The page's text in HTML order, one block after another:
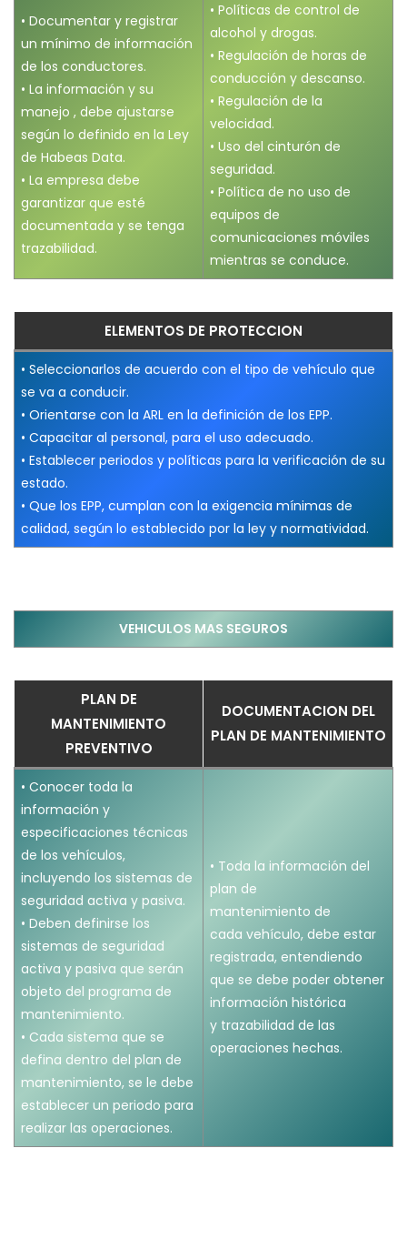
• Documentar y registrar
un mínimo de información
de los conductores.
• La información y su
manejo , debe ajustarse
según lo definido en la Ley
de Habeas Data.
• La empresa debe
garantizar que esté
documentada y se tenga
trazabilidad.
• Políticas de control de
alcohol y drogas.
• Regulación de horas de
conducción y descanso.
• Regulación de la
velocidad.
• Uso del cinturón de
seguridad.
• Política de no uso de
equipos de
comunicaciones móviles
mientras se conduce.
ELEMENTOS DE PROTECCION
• Seleccionarlos de acuerdo con el tipo de vehículo que
se va a conducir.
• Orientarse con la ARL en la definición de los EPP.
• Capacitar al personal, para el uso adecuado.
• Establecer periodos y políticas para la verificación de su
estado.
• Que los EPP, cumplan con la exigencia mínimas de
calidad, según lo establecido por la ley y normatividad.
VEHICULOS MAS SEGUROS
PLAN DE
MANTENIMIENTO
PREVENTIVO
DOCUMENTACION DEL
PLAN DE MANTENIMIENTO
• Conocer toda la
información y
especificaciones técnicas
de los vehículos,
incluyendo los sistemas de
seguridad activa y pasiva.
• Deben definirse los
sistemas de seguridad
activa y pasiva que serán
objeto del programa de
mantenimiento.
• Cada sistema que se
defina dentro del plan de
mantenimiento, se le debe
establecer un periodo para
realizar las operaciones.
• Toda la información del
plan de
mantenimiento de
cada vehículo, debe estar
registrada, entendiendo
que se debe poder obtener
información histórica
y trazabilidad de las
operaciones hechas.